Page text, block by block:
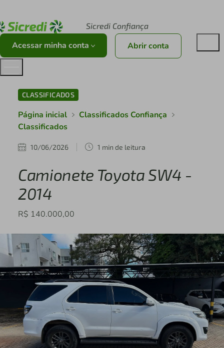
Sicredi Confiança
Acessar minha conta Abrir conta
CLASSIFICADOS
Página inicial
Classificados Confiança
Classificados
10/06/2026 1 min de leitura
Camionete Toyota SW4 -
2014
R$ 140.000,00